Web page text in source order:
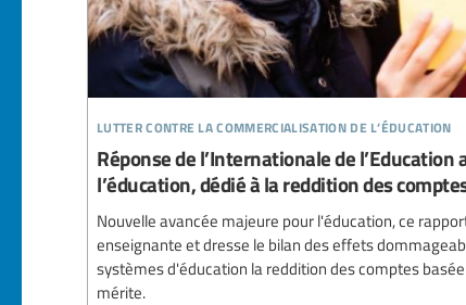
lutter contre la commercialisation de l’éducation
Réponse de l’Internationale de
l’éducation, dédié à la reddition des
Nouvelle avancée majeure pour l'éducation, ce
enseignante et dresse le bilan des effets
systèmes d'éducation la reddition des comptes
mérite.